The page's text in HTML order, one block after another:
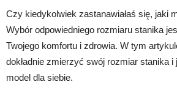
Czy kiedykolwiek zastanawiałaś się, jaki
Wybór odpowiedniego rozmiaru stanika
Twojego komfortu i zdrowia. W tym
dokładnie zmierzyć swój rozmiar stanika
model dla siebie.